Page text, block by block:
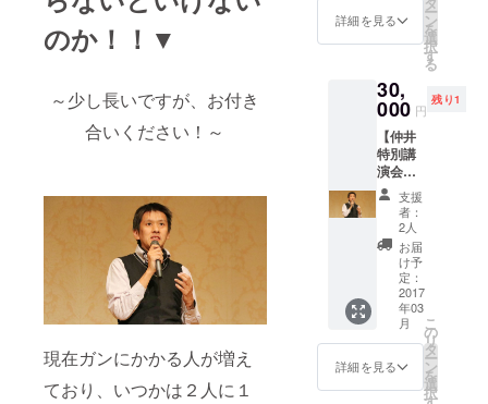
のか！！▼
～少し長いですが、お付き
合いください！～
現在ガンにかかる人が増え
ており、いつかは２人に１
概要が
込みで
お願い
しま
開催
日 ２
０１７
年２月
２１日
予定 ・
場所：
中央公
会堂 ・
大き
さ、２
ｍ×２ｍ
※場所の
指定は
できま
せん。
※申しみ
詳細を見る ー
ン
を
選
択
す
る
30,
000 円
残り1
【仲井
特別講
演会開
催いた
しま
す！】
「あな
たの会
社や団
体で、
がんの
体験に
ついて
の話を
しま
す！」
支援
者：
2人
お届
け予
定：
2017
年03
月
詳細を見る
こ
の
リ
タ
ー
ン
を
選
択